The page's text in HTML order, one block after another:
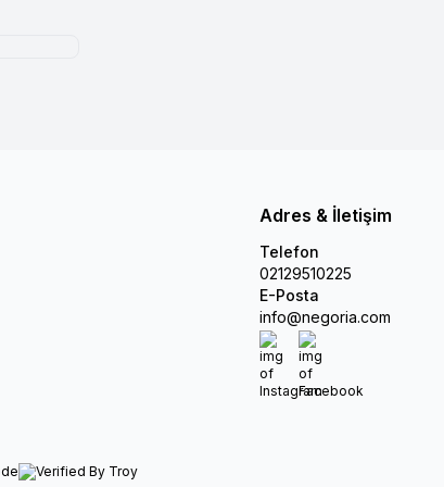
Adres & İletişim
Telefon
02129510225
E-Posta
info@negoria.com
Instagram